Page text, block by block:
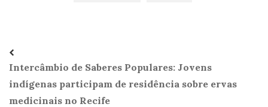
Navegação
de
Post
Intercâmbio de Saberes Populares: Jovens
indígenas participam de residência sobre ervas
medicinais no Recife